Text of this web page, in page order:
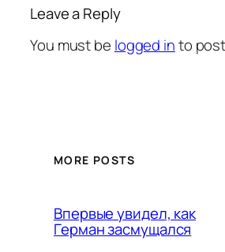
Leave a Reply
You must be logged into
MORE POSTS
Впервые увидел, как
Герман засмущался